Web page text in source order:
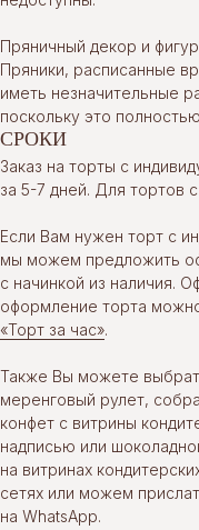
Пряничный декор и
Пряники, расписанные
иметь незначительные
поскольку это
СРОКИ
Заказ на торты с
за 5-7 дней. Для тортов
Если Вам нужен торт с
мы можем предложить
с начинкой из наличия.
оформление торта
«Торт за час».
Также Вы можете
меренговый рулет,
конфет с витрины
надписью или
на витринах
сетях или можем
на WhatsApp.